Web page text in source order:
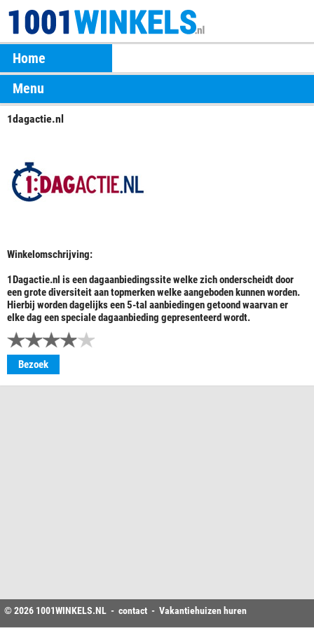
Home
Menu
1dagactie.nl
Winkelomschrijving:
1Dagactie.nl is een dagaanbiedingssite welke zich onderscheidt door
een grote diversiteit aan topmerken welke aangeboden kunnen worden.
Hierbij worden dagelijks een 5-tal aanbiedingen getoond waarvan er
elke dag een speciale dagaanbieding gepresenteerd wordt.
Bezoek
© 2026 1001WINKELS.NL - contact - Vakantiehuizen huren